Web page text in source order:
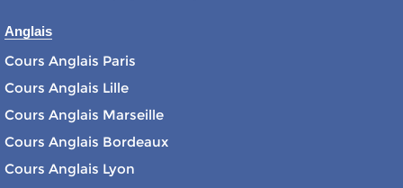
Anglais
Cours Anglais Paris
Cours Anglais Lille
Cours Anglais Marseille
Cours Anglais Bordeaux
Cours Anglais Lyon